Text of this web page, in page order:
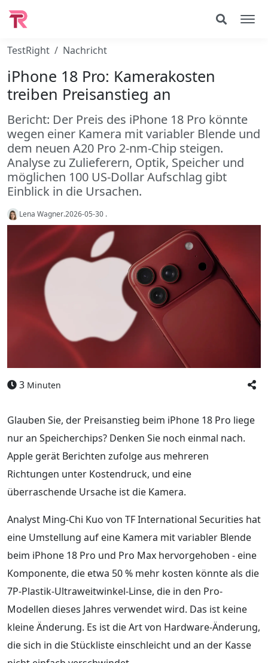
TestRight Nachricht
iPhone 18 Pro: Kamerakosten
treiben Preisanstieg an
Bericht: Der Preis des iPhone 18 Pro könnte
wegen einer Kamera mit variabler Blende und
dem neuen A20 Pro 2-nm-Chip steigen.
Analyse zu Zulieferern, Optik, Speicher und
möglichen 100 US-Dollar Aufschlag gibt
Einblick in die Ursachen.
Lena Wagner.2026-05-30 .
3 Minuten
Glauben Sie, der Preisanstieg beim iPhone 18 Pro liege
nur an Speicherchips? Denken Sie noch einmal nach.
Apple gerät Berichten zufolge aus mehreren
Richtungen unter Kostendruck, und eine
überraschende Ursache ist die Kamera.
Analyst Ming-Chi Kuo von TF International Securities hat
eine Umstellung auf eine Kamera mit variabler Blende
beim iPhone 18 Pro und Pro Max hervorgehoben - eine
Komponente, die etwa 50 % mehr kosten könnte als die
7P-Plastik-Ultraweitwinkel-Linse, die in den Pro-
Modellen dieses Jahres verwendet wird. Das ist keine
kleine Änderung. Es ist die Art von Hardware-Änderung,
die sich in die Stückliste einschleicht und an der Kasse